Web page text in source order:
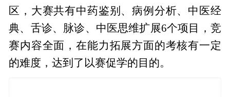
区，大赛共有中药鉴别、病例分析、中医经
典、舌诊、脉诊、中医思维扩展6个项目，竞
赛内容全面，在能力拓展方面的考核有一定
的难度，达到了以赛促学的目的。